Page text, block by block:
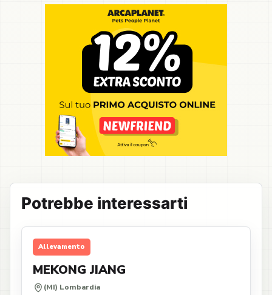
Potrebbe interessarti
Allevamento
MEKONG JIANG
(MI) Lombardia